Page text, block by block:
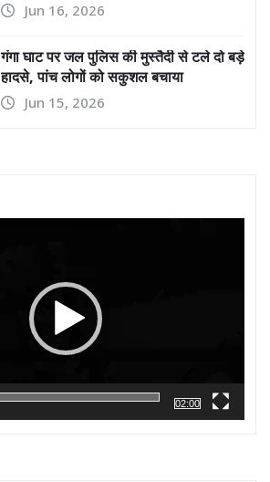
Jun 16, 2026
गंगा घाट पर जल पुलिस की मुस्तैदी से टले दो बड़े
हादसे, पांच लोगों को सकुशल बचाया
Jun 15, 2026
02:00